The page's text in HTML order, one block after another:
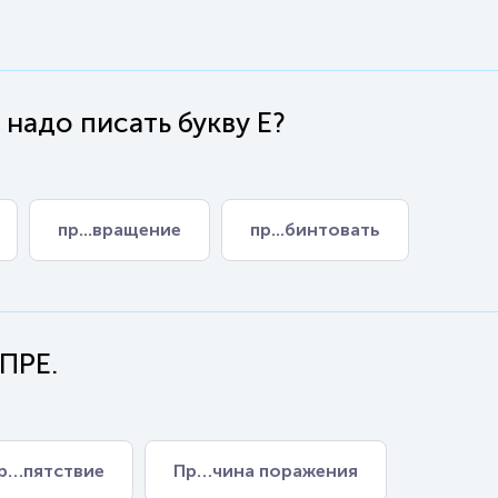
писать букву Е?
пр...вращение пр...бинтовать
Пр…чина поражения